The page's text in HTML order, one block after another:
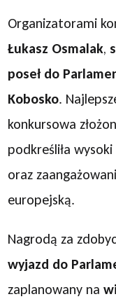
Organizatorami
Łukasz Osmalak,
poseł do
Kobosko.
konkursowa
podkreśliła
oraz
europejską.
Nagrodą za
wyjazd do
zaplanowany na